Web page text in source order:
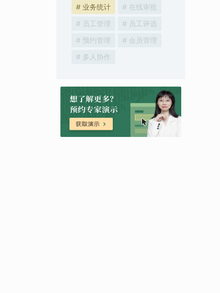
# 业务统计
# 在线审批
# 员工管理
# 员工评选
# 预约管理
# 会员管理
# 多人协作